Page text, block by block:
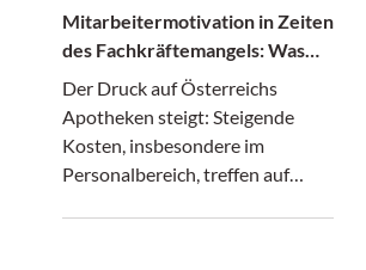
Mitarbeitermotivation in Zeiten
des Fachkräftemangels: Was
Apotheken jetzt tun können
Der Druck auf Österreichs
Apotheken steigt: Steigende
Kosten, insbesondere im
Personalbereich, treffen auf